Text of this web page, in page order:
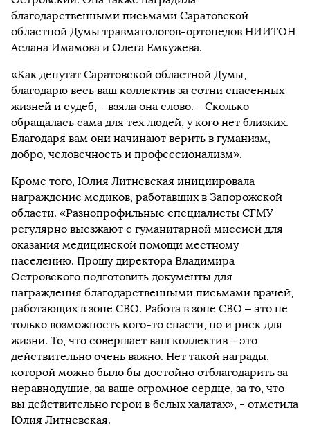
благодарственными письмами Саратовской
областной Думы травматологов-ортопедов НИИТОН
Аслана Имамова и Олега Емкужева.
«Как депутат Саратовской областной Думы,
благодарю весь ваш коллектив за сотни спасенных
жизней и судеб, - взяла она слово. - Сколько
обращалась сама для тех людей, у кого нет близких.
Благодаря вам они начинают верить в гуманизм,
добро, человечность и профессионализм».
Кроме того, Юлия Литневская инициировала
награждение медиков, работавших в Запорожской
области. «Разнопрофильные специалисты СГМУ
регулярно выезжают с гуманитарной миссией для
оказания медицинской помощи местному
населению. Прошу директора Владимира
Островского подготовить документы для
награждения благодарственными письмами врачей,
работающих в зоне СВО. Работа в зоне СВО – это не
только возможность кого-то спасти, но и риск для
жизни. То, что совершает ваш коллектив – это
действительно очень важно. Нет такой награды,
которой можно было бы достойно отблагодарить за
неравнодушие, за ваше огромное сердце, за то, что
вы действительно герои в белых халатах», - отметила
Юлия Литневская.